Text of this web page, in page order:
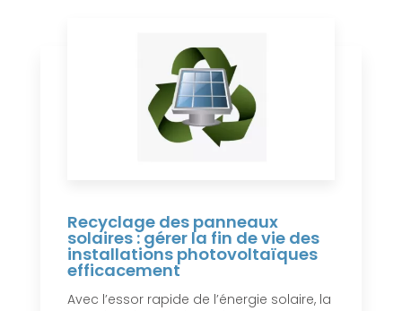
Recyclage des panneaux
solaires : gérer la fin de vie des
installations photovoltaïques
efficacement
Avec l’essor rapide de l’énergie solaire, la